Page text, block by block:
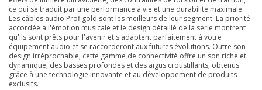
ce qui se traduit par une performance à vie et une durabilité maximale.
Les câbles audio Profigold sont les meilleurs de leur segment. La priorité
accordée à l'émotion musicale et le design détaillé de la série montrent
qu'ils sont prêts pour l'avenir et s'adaptent parfaitement à votre
équipement audio et se raccorderont aux futures évolutions. Outre son
design irréprochable, cette gamme de connectivité offre un son riche et
dynamique, des basses profondes et des aigus croustillants, obtenus
grâce à une technologie innovante et au développement de produits
exclusifs.